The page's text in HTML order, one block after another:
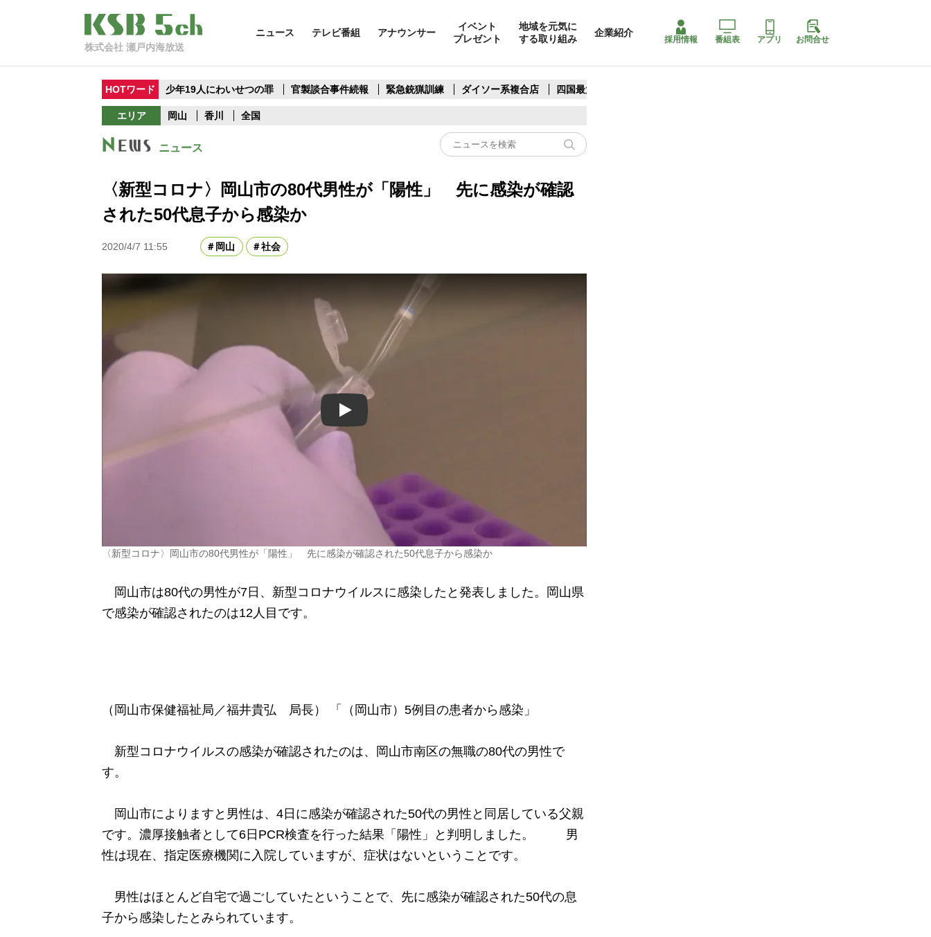
株式会社 瀬戸内海放送
ニュース テレビ番組 アナウンサー
イベント
プレゼント
地域を元気に
する取り組み
企業紹介
採用情報 番組表 アプリ お問合せ
HOTワード 少年19人にわいせつの罪 官製談合事件続報 緊急銃猟訓練 ダイソー系複合店 四国最大スリコ
エリア 岡山 香川 全国
ニュース
〈新型コロナ〉岡山市の80代男性が「陽性」 先に感染が確認
された50代息子から感染か
2020/4/7 11:55 岡山 社会
Play
〈新型コロナ〉岡山市の80代男性が「陽性」 先に感染が確認された50代息子から感染か
岡山市は80代の男性が7日、新型コロナウイルスに感染したと発表しました。岡山県
で感染が確認されたのは12人目です。
（岡山市保健福祉局／福井貴弘 局長） 「（岡山市）5例目の患者から感染」
新型コロナウイルスの感染が確認されたのは、岡山市南区の無職の80代の男性で
す。
岡山市によりますと男性は、4日に感染が確認された50代の男性と同居している父親
です。濃厚接触者として6日PCR検査を行った結果「陽性」と判明しました。 男
性は現在、指定医療機関に入院していますが、症状はないということです。
男性はほとんど自宅で過ごしていたということで、先に感染が確認された50代の息
子から感染したとみられています。